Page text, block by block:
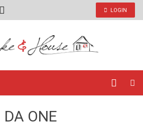
LOGIN
DA ONE